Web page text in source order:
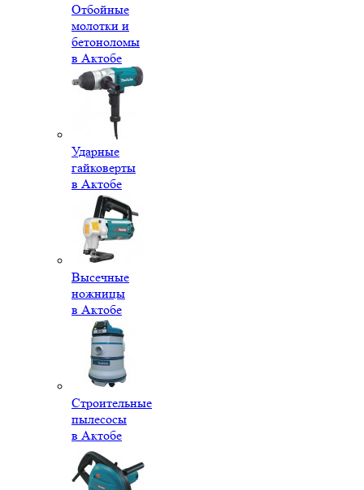
Отбойные
молотки и
бетоноломы
в Актобе
Ударные
гайковерты
в Актобе
Высечные
ножницы
в Актобе
Строительные
пылесосы
в Актобе